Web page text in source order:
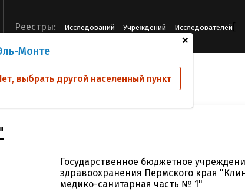
+
Монте
выбрать другой населенный пункт
Реестры: Исследований Учреждений Исследователей
ГБУЗ "КМСЧ № 1"
Государственное бюджетное
здравоохранения Пермского края
медико-санитарная часть № 1"